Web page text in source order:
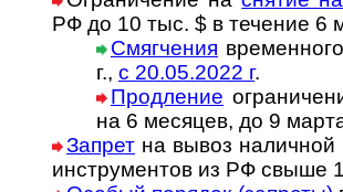
РФ до 10 тыс. $ в тече­ние 6
Смягчения
г., с 20.05.2022 г.
Продление
на 6 ме­ся­цев, до 9
Запрет на вывоз
инст­ру­ментов из РФ свыше